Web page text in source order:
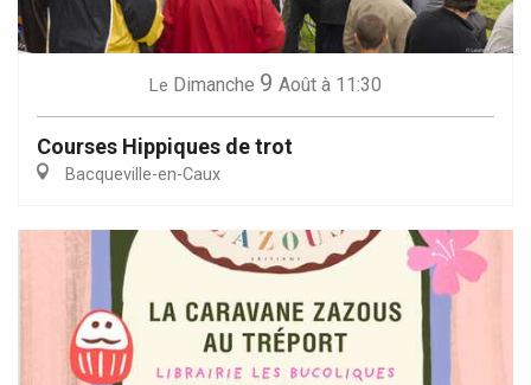
Le Dimanche 9 Août à 11:30
Courses Hippiques de trot
Bacqueville-en-Caux